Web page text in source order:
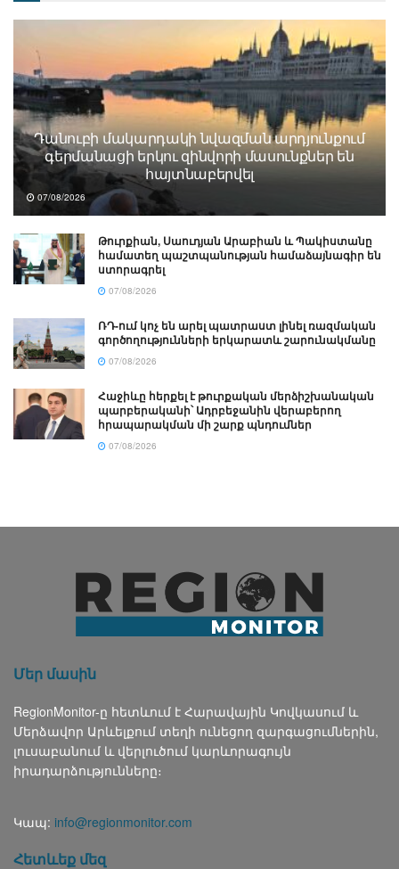
Դանուբի մակարդակի նվազման արդյունքում
գերմանացի երկու զինվորի մասունքներ են
հայտնաբերվել
07/08/2026
Թուրքիան, Սաուդյան Արաբիան և Պակիստանը
համատեղ պաշտպանության համաձայնագիր են
ստորագրել
07/08/2026
ՌԴ-ում կոչ են արել պատրաստ լինել ռազմական
գործողությունների երկարատև շարունակմանը
07/08/2026
Հաջիևը հերքել է թուրքական մերձիշխանական
պարբերականի՝ Ադրբեջանին վերաբերող
հրապարակման մի շարք պնդումներ
07/08/2026
Մեր մասին
RegionMonitor-ը հետևում է Հարավային Կովկասում և
Մերձավոր Արևելքում տեղի ունեցող զարգացումներին,
լուսաբանում և վերլուծում կարևորագույն
իրադարձությունները։
Կապ: info@regionmonitor.com
Հետևեք մեզ